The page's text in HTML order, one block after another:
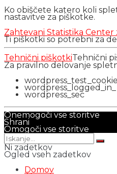
Ko obiščete katero koli
nastavitve za piškotke.
Zahtevani Statistika Center
Ti piškotki so potrebni za
Tehnični piškotkiTehnični
Za pravilno delovanje
wordpress_test_cookie
wordpress_logged_in_
wordpress_sec
Onemogoči vse storitve
Shrani
Omogoči vse storitve
Ni zadetkov
Ogled vseh zadetkov
Domov